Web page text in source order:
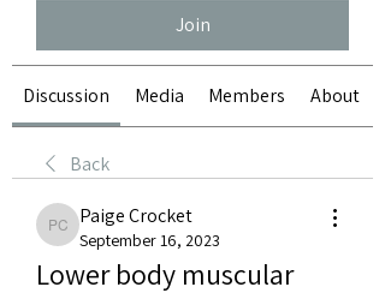
Join
Discussion Media Members About
Back
Paige Crocket
Paige Crocket
September 16, 2023
Lower body muscular